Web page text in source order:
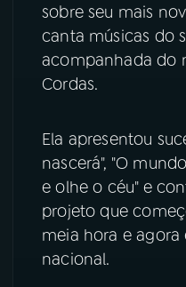
PODCASTS
06VIDEOCASTS
07ÚLTIMAS
FESTIVAL DE
ACOMPANHE A RÁDIO
sobre seu mais
canta músicas do
acompanhada do
Cordas.
Ela apresentou
nascerá", "O
e olhe o céu" e
projeto que
meia hora e
nacional.